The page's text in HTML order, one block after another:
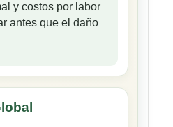
y costos por labor
antes que el daño